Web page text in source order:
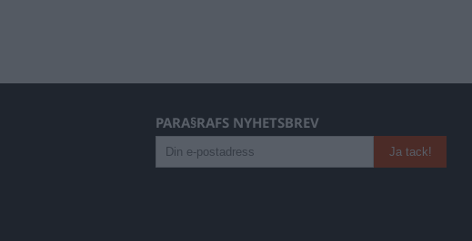
PARA§RAFS NYHETSBREV